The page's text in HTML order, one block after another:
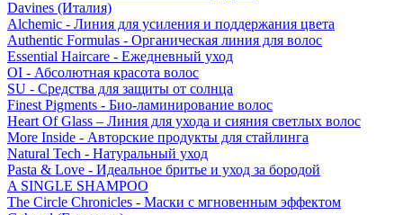
Davines (Италия)
Alchemic - Линия для усиления и поддержания цвета
Authentic Formulas - Органическая линия для волос
Essential Haircare - Eжедневный уход
OI - Абсолютная красота волос
SU - Средства для защиты от солнца
Finest Pigments - Био-ламинирование волос
Heart Of Glass – Линия для ухода и сияния светлых волос
More Inside - Авторские продукты для стайлинга
Natural Tech - Натуральный уход
Pasta & Love - Идеальное бритье и уход за бородой
A SINGLE SHAMPOO
The Circle Chronicles - Маски с мгновенным эффектом